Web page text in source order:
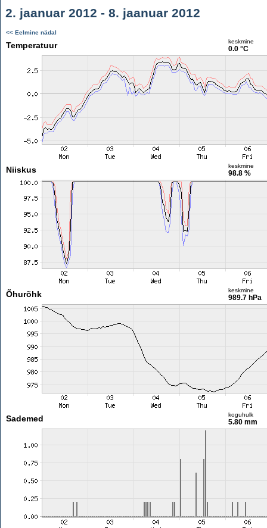
2. jaanuar 2012 - 8. jaanuar 2012
<< Eelmine nädal
Temperatuur keskmine
0.0 °C
Niiskus keskmine
98.8 %
Õhurõhk keskmine
989.7 hPa
Sademed koguhulk
5.80 mm